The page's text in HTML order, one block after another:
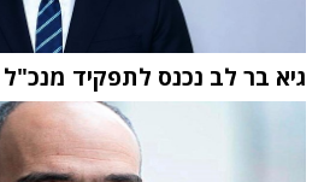
גיא בר לב נכנס לתפקיד מנכ"ל